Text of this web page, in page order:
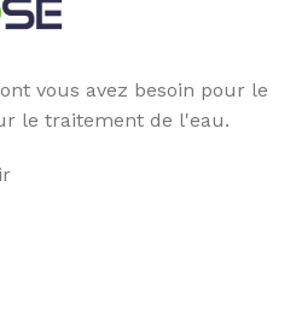
vous avez besoin pour le
le traitement de l'eau.